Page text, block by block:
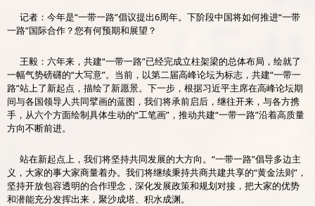
记者：今年是“一带一路”倡议提出6周年。下阶段中国将如何推进“一带
一路”国际合作？您有何预期和展望？
王毅：六年来，共建“一带一路”已经完成立柱架梁的总体布局，绘就了
一幅气势磅礴的“大写意”。当前，以第二届高峰论坛为标志，共建“一带一
路”站上了新起点，描绘了新愿景。下一步，根据习近平主席在高峰论坛期
间与各国领导人共同擘画的蓝图，我们将承前启后，继往开来，与各方携
手，从六个方面绘制具体生动的“工笔画”，推动共建“一带一路”沿着高质量
方向不断前进。
站在新起点上，我们将坚持共同发展的大方向。“一带一路”倡导多边主
义，大家的事大家商量着办。我们将继续秉持共商共建共享的“黄金法则”，
坚持开放包容透明的合作理念，深化发展政策和规划对接，把大家的优势
和潜能充分发挥出来，聚沙成塔、积水成渊。